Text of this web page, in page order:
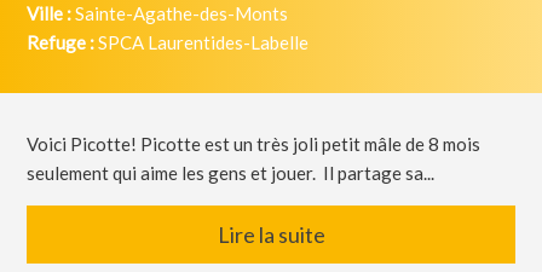
Ville :Sainte-Agathe-des-Monts
Refuge :SPCA Laurentides-Labelle
Voici Picotte! Picotte est un très joli petit mâle de 8 mois
seulement qui aime les gens et jouer. Il partage sa...
Lire la suite